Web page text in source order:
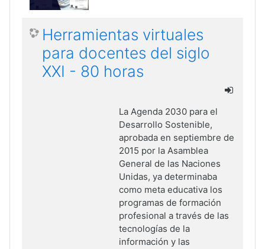
Herramientas virtuales
para docentes del siglo
XXI - 80 horas
La Agenda 2030 para el
Desarrollo Sostenible,
aprobada en septiembre de
2015 por la Asamblea
General de las Naciones
Unidas, ya determinaba
como meta educativa los
programas de formación
profesional a través de las
tecnologías de la
información y las